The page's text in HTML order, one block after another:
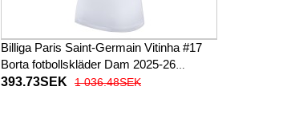
Billiga Paris Saint-Germain Vitinha #17
Borta fotbollskläder Dam 2025-26
Kortärmad
393.73SEK 1 036.48SEK